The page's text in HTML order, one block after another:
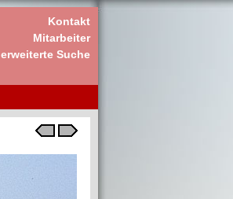
Kontakt
Mitarbeiter
erweiterte Suche